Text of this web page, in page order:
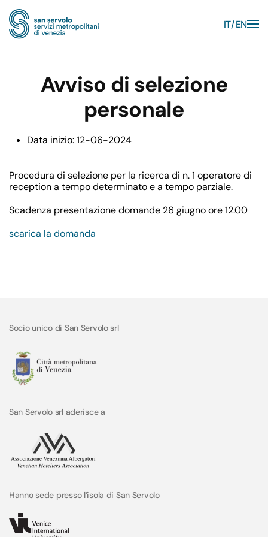
Skip to main content
IT EN
Avviso di selezione
personale
Data inizio:12-06-2024
Procedura di selezione per la ricerca di n. 1 operatore di
reception a tempo determinato e a tempo parziale.
Scadenza presentazione domande 26 giugno ore 12.00
scarica la domanda
Socio unico di San Servolo srl
San Servolo srl aderisce a
Hanno sede presso l’isola di San Servolo